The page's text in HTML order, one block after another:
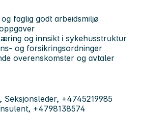
faglig godt arbeidsmiljø
og innsikt i sykehusstruktur
og forsikringsordninger
overenskomster og avtaler
Seksjonsleder, +4745219985
+4798138574